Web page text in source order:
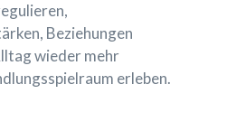
Beziehungen
wieder mehr
erleben.